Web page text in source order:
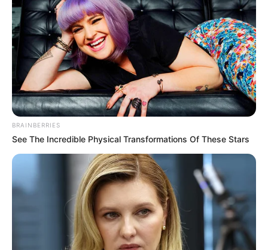
BRAINBERRIES
See The Incredible Physical Transformations Of These Stars